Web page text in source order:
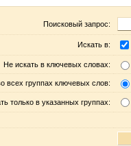
Поисковый запрос:
Искать в:
Не искать в ключевых словах:
всех группах ключевых слов:
только в указанных группах: